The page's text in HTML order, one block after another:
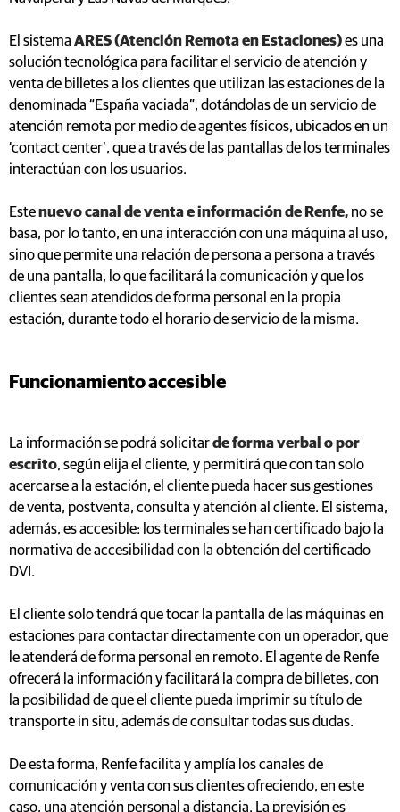
El sistema ARES (Atención Remota en Estaciones)es una
solución tecnológica para facilitar el servicio de atención y
venta de billetes a los clientes que utilizan las estaciones de la
denominada “España vaciada”, dotándolas de un servicio de
atención remota por medio de agentes físicos, ubicados en un
‘contact center’, que a través de las pantallas de los terminales
interactúan con los usuarios.
Estenuevo canal de venta e información de Renfe, no se
basa, por lo tanto, en una interacción con una máquina al uso,
sino que permite una relación de persona a persona a través
de una pantalla, lo que facilitará la comunicación y que los
clientes sean atendidos de forma personal en la propia
estación, durante todo el horario de servicio de la misma.
Funcionamiento accesible
La información se podrá solicitarde forma verbal o por
escrito, según elija el cliente, y permitirá que con tan solo
acercarse a la estación, el cliente pueda hacer sus gestiones
de venta, postventa, consulta y atención al cliente. El sistema,
además, es accesible: los terminales se han certificado bajo la
normativa de accesibilidad con la obtención del certificado
DVI.
El cliente solo tendrá que tocar la pantalla de las máquinas en
estaciones para contactar directamente con un operador, que
le atenderá de forma personal en remoto. El agente de Renfe
ofrecerá la información y facilitará la compra de billetes, con
la posibilidad de que el cliente pueda imprimir su título de
transporte in situ, además de consultar todas sus dudas.
De esta forma, Renfe facilita y amplía los canales de
comunicación y venta con sus clientes ofreciendo, en este
caso, una atención personal a distancia. La previsión es